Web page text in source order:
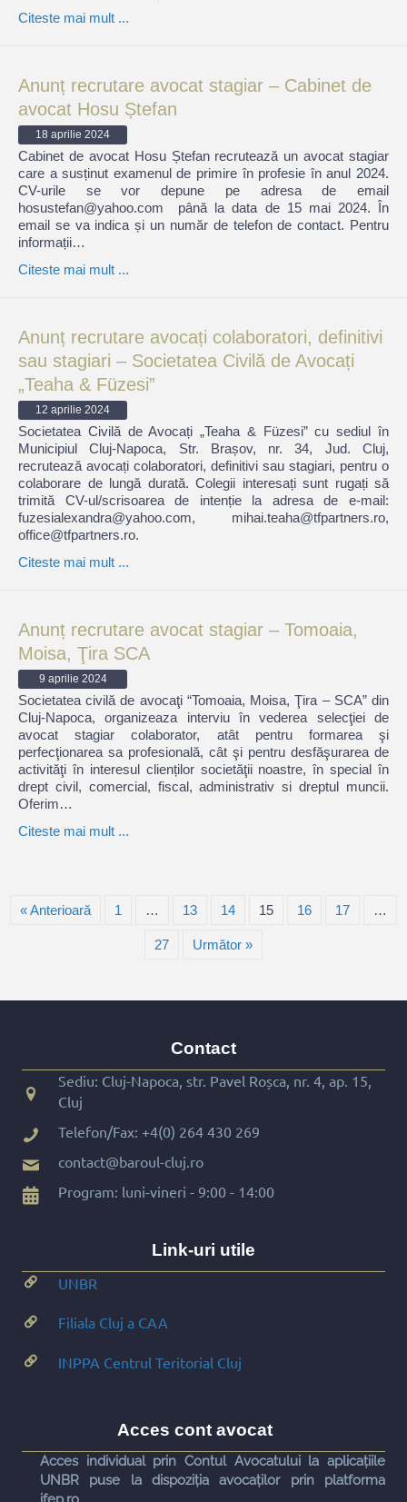
Citeste mai mult ...
Anunț recrutare avocat stagiar – Cabinet de
avocat Hosu Ștefan
18 aprilie 2024
Cabinet de avocat Hosu Ștefan recrutează un avocat stagiar
care a susținut examenul de primire în profesie în anul 2024.
CV-urile se vor depune pe adresa de email
hosustefan@yahoo.com până la data de 15 mai 2024. În
email se va indica și un număr de telefon de contact. Pentru
informații…
Citeste mai mult ...
Anunț recrutare avocați colaboratori, definitivi
sau stagiari – Societatea Civilă de Avocați
„Teaha & Füzesi”
12 aprilie 2024
Societatea Civilă de Avocați „Teaha & Füzesi” cu sediul în
Municipiul Cluj-Napoca, Str. Brașov, nr. 34, Jud. Cluj,
recrutează avocați colaboratori, definitivi sau stagiari, pentru o
colaborare de lungă durată. Colegii interesați sunt rugați să
trimită CV-ul/scrisoarea de intenție la adresa de e-mail:
fuzesialexandra@yahoo.com, mihai.teaha@tfpartners.ro,
office@tfpartners.ro.
Citeste mai mult ...
Anunț recrutare avocat stagiar – Tomoaia,
Moisa, Ţira SCA
9 aprilie 2024
Societatea civilă de avocaţi “Tomoaia, Moisa, Ţira – SCA” din
Cluj-Napoca, organizeaza interviu în vederea selecţiei de
avocat stagiar colaborator, atât pentru formarea şi
perfecţionarea sa profesională, cât şi pentru desfăşurarea de
activităţi în interesul clienților societăţii noastre, în special în
drept civil, comercial, fiscal, administrativ si dreptul muncii.
Oferim…
Citeste mai mult ...
« Anterioară 1 … 13 14 15 16 17 …
27 Următor »
Contact
Sediu: Cluj-Napoca, str. Pavel Roșca, nr. 4, ap. 15,
Cluj
Telefon/Fax: +4(0) 264 430 269
contact@baroul-cluj.ro
Program: luni-vineri - 9:00 - 14:00
Link-uri utile
UNBR
Filiala Cluj a CAA
INPPA Centrul Teritorial Cluj
Acces cont avocat
Acces individual prin Contul Avocatului la aplicațiile
UNBR puse la dispoziția avocaților prin platforma